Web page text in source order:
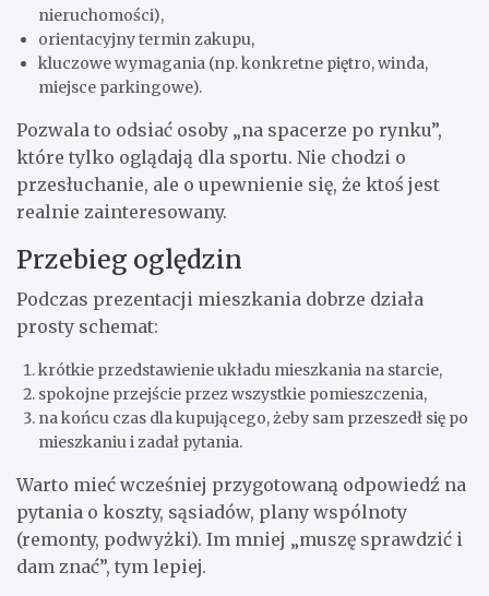
nieruchomości),
orientacyjny termin zakupu,
kluczowe wymagania (np. konkretne piętro, winda,
miejsce parkingowe).
Pozwala to odsiać osoby „na spacerze po rynku”,
które tylko oglądają dla sportu. Nie chodzi o
przesłuchanie, ale o upewnienie się, że ktoś jest
realnie zainteresowany.
Przebieg oględzin
Podczas prezentacji mieszkania dobrze działa
prosty schemat:
krótkie przedstawienie układu mieszkania na starcie,
spokojne przejście przez wszystkie pomieszczenia,
na końcu czas dla kupującego, żeby sam przeszedł się po
mieszkaniu i zadał pytania.
Warto mieć wcześniej przygotowaną odpowiedź na
pytania o koszty, sąsiadów, plany wspólnoty
(remonty, podwyżki). Im mniej „muszę sprawdzić i
dam znać”, tym lepiej.